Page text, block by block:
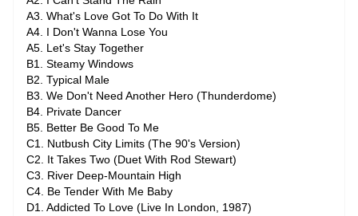
A3. What's Love Got To Do With It
A4. I Don't Wanna Lose You
A5. Let's Stay Together
B1. Steamy Windows
B2. Typical Male
B3. We Don't Need Another Hero (Thunderdome)
B4. Private Dancer
B5. Better Be Good To Me
C1. Nutbush City Limits (The 90's Version)
C2. It Takes Two (Duet With Rod Stewart)
C3. River Deep-Mountain High
C4. Be Tender With Me Baby
D1. Addicted To Love (Live In London, 1987)